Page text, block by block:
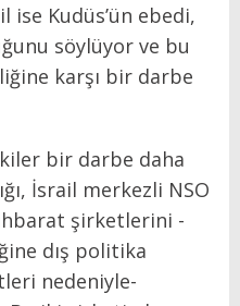
ise Kudüs’ün ebedi,
söylüyor ve bu
karşı bir darbe
bir darbe daha
İsrail merkezli NSO
şirketlerini -
dış politika
nedeniyle-